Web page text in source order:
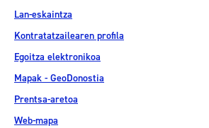
Lan-eskaintza
Kontratatzailearen profila
Egoitza elektronikoa
Mapak - GeoDonostia
Prentsa-aretoa
Web-mapa